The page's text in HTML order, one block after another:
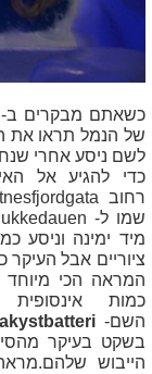
כשאתם מבקרים ב-
של הנמל תראו את
לשם ניסע אחרי
כדי להגיע אל
רחוב
שמו ל-
מיד ימינה וניסע
ציוריים אבל העיקר
המראה הכי מיוחד
כמות
השם-
בשקט בעיקר
הייבוש